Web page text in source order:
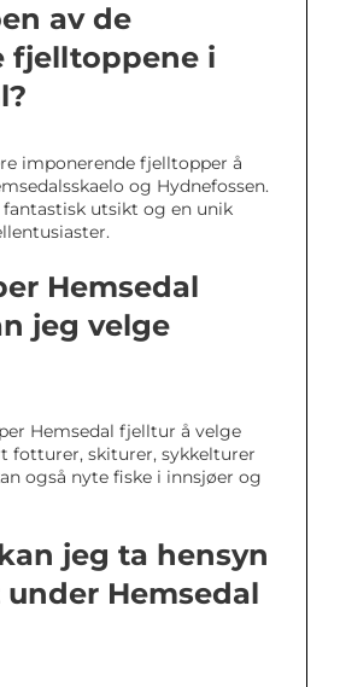
av de
fjelltoppene i
imponerende fjelltopper å
og Hydnefossen.
utsikt og en unik
Hemsedal
jeg velge
Hemsedal fjelltur å velge
fotturer, skiturer, sykkelturer
også nyte fiske i innsjøer og
jeg ta hensyn
Hemsedal